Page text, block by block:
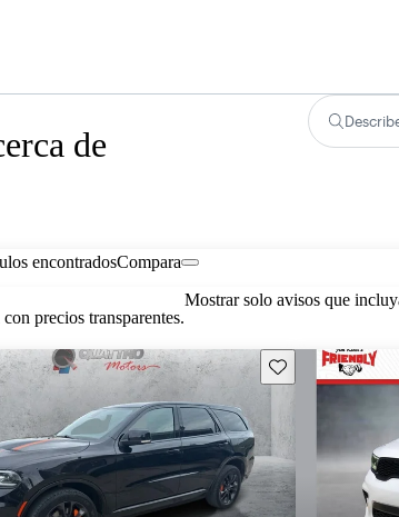
de
encontradosCompara
precios transparentes.
Mostrar solo avisos que
Guarda este Aviso